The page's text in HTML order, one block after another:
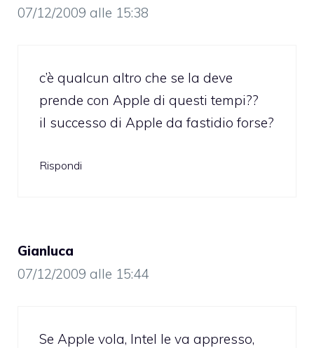
07/12/2009 alle 15:38
c’è qualcun altro che se la deve
prende con Apple di questi tempi??
il successo di Apple da fastidio forse?
Rispondi
Gianluca
07/12/2009 alle 15:44
Se Apple vola, Intel le va appresso,